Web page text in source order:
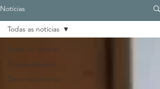
Notícias
Todas as notícias
Cooperativismo
Desenvolvimento
Todas as notícias